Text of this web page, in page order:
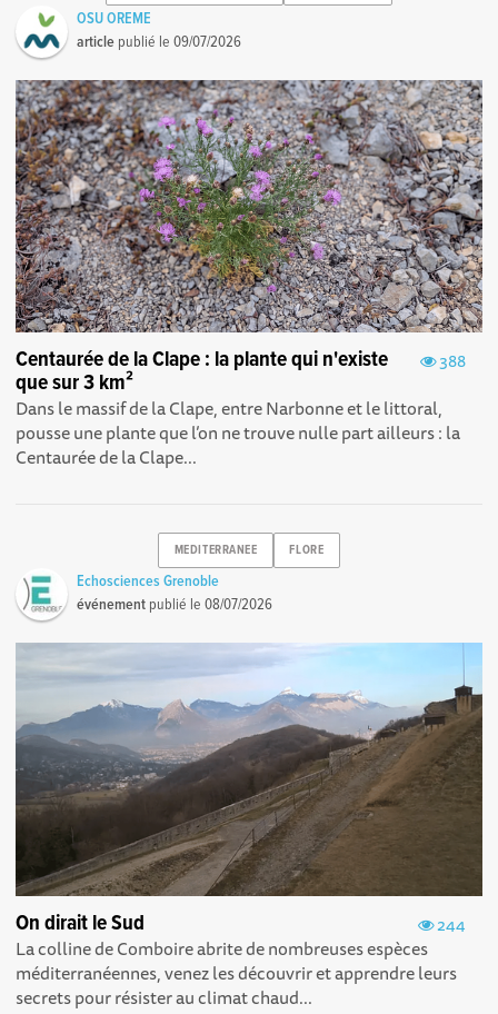
OSU OREME
article publié le09/07/2026
388
Centaurée de la Clape : la plante qui n'existe
que sur 3 km²
Dans le massif de la Clape, entre Narbonne et le littoral,
pousse une plante que l’on ne trouve nulle part ailleurs : la
Centaurée de la Clape...
MEDITERRANEE FLORE
Echosciences Grenoble
événement publié le08/07/2026
244
On dirait le Sud
La colline de Comboire abrite de nombreuses espèces
méditerranéennes, venez les découvrir et apprendre leurs
secrets pour résister au climat chaud...